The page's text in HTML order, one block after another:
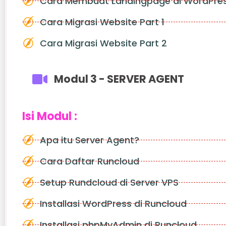
Cara Migrasi Website Part 1
Cara Migrasi Website Part 2
Modul 3 - SERVER AGENT
Isi Modul :
Apa itu Server Agent?
Cara Daftar Runcloud
Setup Rundcloud di Server VPS
Installasi WordPress di Runcloud